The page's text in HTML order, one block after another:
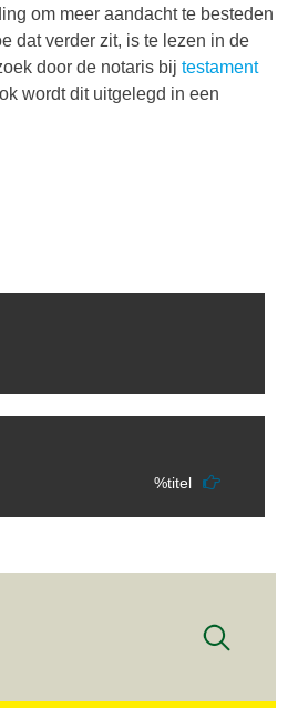
om meer aandacht te besteden
dat verder zit, is te lezen in de
door de notaris bij testament
wordt dit uitgelegd in een
%titel